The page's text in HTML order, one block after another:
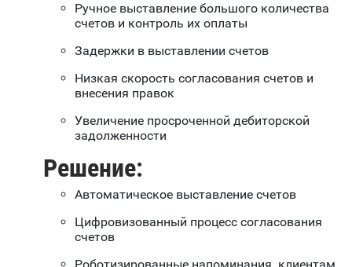
Ручное выставление большого количества
счетов и контроль их оплаты
Задержки в выставлении счетов
Низкая скорость согласования счетов и
внесения правок
Увеличение просроченной дебиторской
задолженности
Решение:
Автоматическое выставление счетов
Цифровизованный процесс согласования
счетов